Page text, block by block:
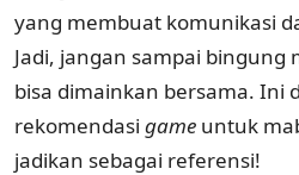
yang membuat komunikasi
Jadi, jangan sampai bingung
bisa dimainkan bersama. Ini
rekomendasi game untuk
jadikan sebagai referensi!